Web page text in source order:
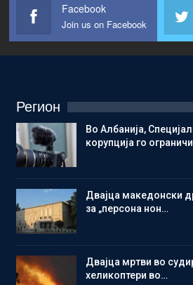
Facebook
Join us on Facebook
Регион
Во Албанија,
корупција го
Двајца македонски
за „персона нон…
Двајца мртви во
хеликоптери во…